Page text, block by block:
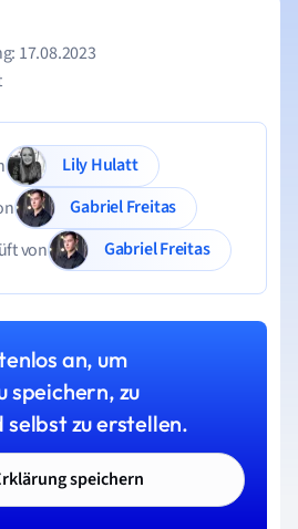
17.08.2023
Lily Hulatt
Gabriel Freitas
von
Gabriel Freitas
an, um
speichern, zu
zu erstellen.
speichern